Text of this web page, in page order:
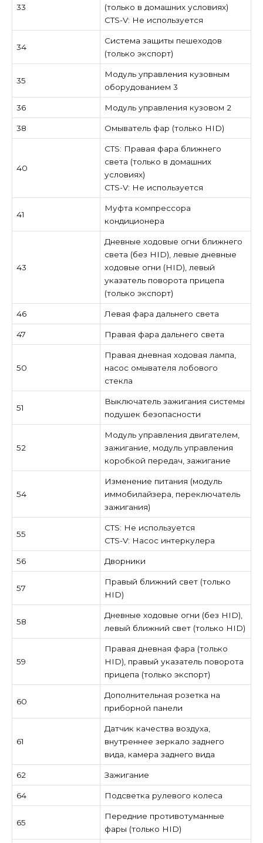
33
(только в домашних условиях)
CTS-V: Не используется
34
Система защиты пешеходов
(только экспорт)
35
Модуль управления кузовным
оборудованием 3
36 Модуль управления кузовом 2
38 Омыватель фар (только HID)
40
CTS: Правая фара ближнего
света (только в домашних
условиях)
CTS-V: Не используется
41
Муфта компрессора
кондиционера
43
Дневные ходовые огни ближнего
света (без HID), левые дневные
ходовые огни (HID), левый
указатель поворота прицепа
(только экспорт)
46 Левая фара дальнего света
47 Правая фара дальнего света
50
Правая дневная ходовая лампа,
насос омывателя лобового
стекла
51
Выключатель зажигания системы
подушек безопасности
52
Модуль управления двигателем,
зажигание, модуль управления
коробкой передач, зажигание
54
Изменение питания (модуль
иммобилайзера, переключатель
зажигания)
55
CTS: Не используется
CTS-V: Насос интеркулера
56 Дворники
57
Правый ближний свет (только
HID)
58
Дневные ходовые огни (без HID),
левый ближний свет (только HID)
59
Правая дневная фара (только
HID), правый указатель поворота
прицепа (только экспорт)
60
Дополнительная розетка на
приборной панели
61
Датчик качества воздуха,
внутреннее зеркало заднего
вида, камера заднего вида
62 Зажигание
64 Подсветка рулевого колеса
65
Передние противотуманные
фары (только HID)